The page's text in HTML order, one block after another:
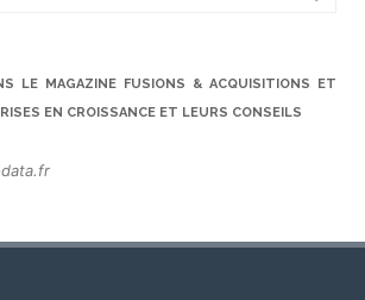
LE MAGAZINE FUSIONS & ACQUISITIONS ET
EN CROISSANCE ET LEURS CONSEILS